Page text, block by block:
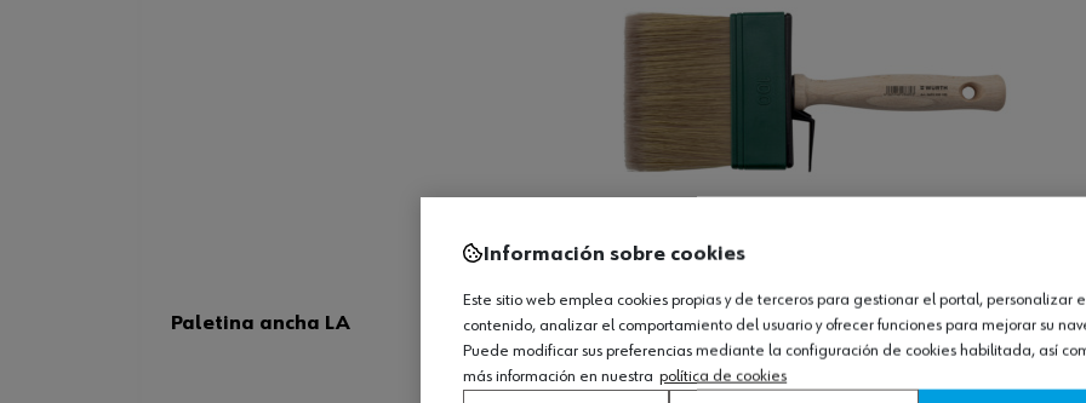
Paletina ancha LA
Ver producto
Información sobre cookies
Este sitio web emplea cookies propias y de terceros para gestionar el portal, personalizar
contenido, analizar el comportamiento del usuario y ofrecer funciones para mejorar su
Puede modificar sus preferencias mediante la configuración de cookies habilitada, así
más información en nuestra política de cookies